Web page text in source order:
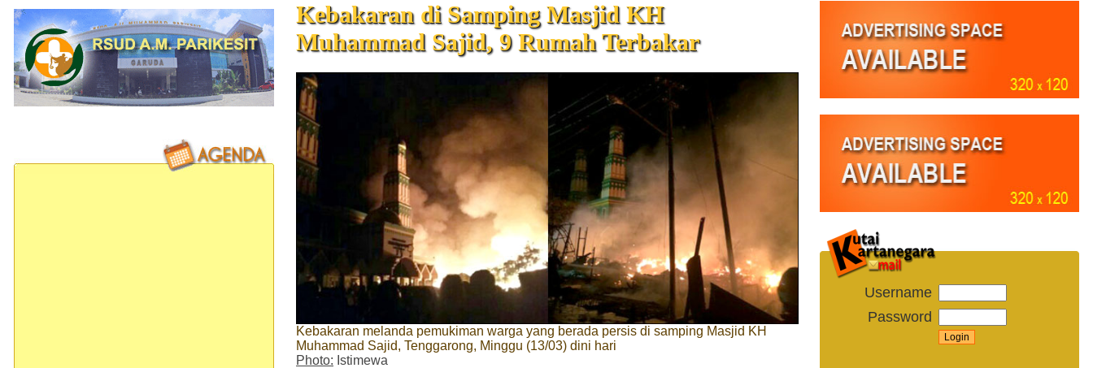
Kebakaran di Samping Masjid KH
Muhammad Sajid, 9 Rumah Terbakar
Kebakaran melanda pemukiman warga yang berada persis di samping Masjid KH
Muhammad Sajid, Tenggarong, Minggu (13/03) dini hari
Photo: Istimewa
Username
Password